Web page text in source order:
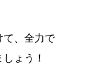
て、全力で
ょう！